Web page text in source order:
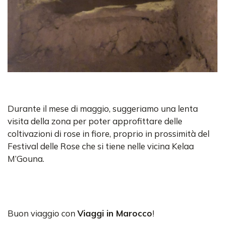
Durante il mese di maggio, suggeriamo una lenta
visita della zona per poter approfittare delle
coltivazioni di rose in fiore, proprio in prossimità del
Festival delle Rose che si tiene nelle vicina Kelaa
M’Gouna.
Buon viaggio con Viaggi in Marocco!